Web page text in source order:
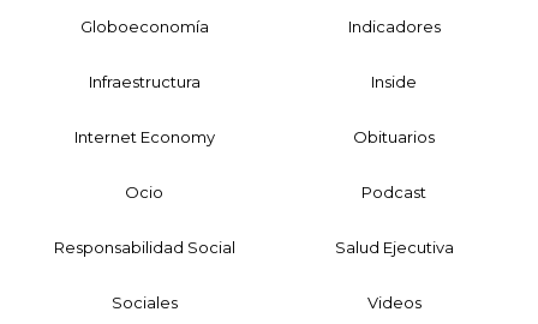
Globoeconomía Indicadores
Infraestructura Inside
Internet Economy Obituarios
Ocio Podcast
Responsabilidad Social Salud Ejecutiva
Sociales Videos